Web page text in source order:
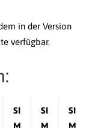
in der Version
verfügbar.
SI
SI
SI